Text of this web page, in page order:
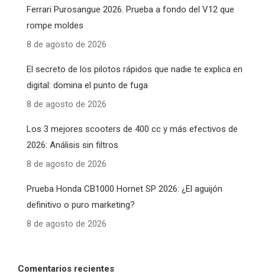
Ferrari Purosangue 2026. Prueba a fondo del V12 que
rompe moldes
8 de agosto de 2026
El secreto de los pilotos rápidos que nadie te explica en
digital: domina el punto de fuga
8 de agosto de 2026
Los 3 mejores scooters de 400 cc y más efectivos de
2026: Análisis sin filtros
8 de agosto de 2026
Prueba Honda CB1000 Hornet SP 2026: ¿El aguijón
definitivo o puro marketing?
8 de agosto de 2026
Comentarios recientes